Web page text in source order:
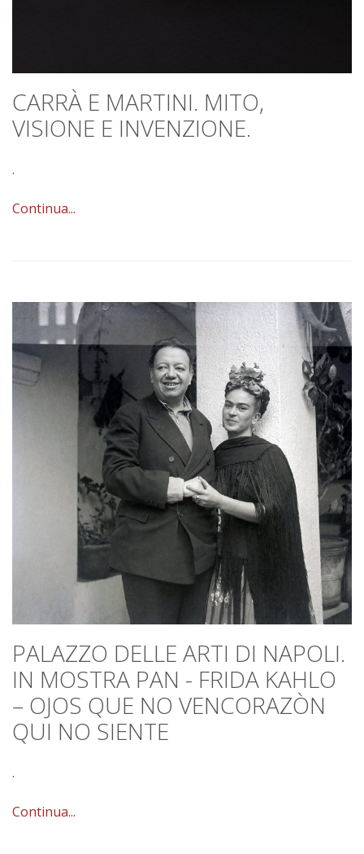
CARRÀ E MARTINI. MITO,
VISIONE E INVENZIONE.
.
Continua...
PALAZZO DELLE ARTI DI NAPOLI.
IN MOSTRA PAN - FRIDA KAHLO
– OJOS QUE NO VENCORAZÒN
QUI NO SIENTE
.
Continua...